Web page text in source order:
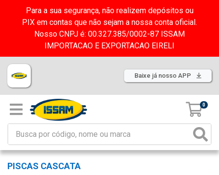
Para a sua segurança, não realizem depósitos ou
PIX em contas que não sejam a nossa conta oficial.
Nosso CNPJ é: 00.327.385/0002-87 ISSAM
IMPORTACAO E EXPORTACAO EIRELI
Baixe já nosso APP
0
PISCAS CASCATA